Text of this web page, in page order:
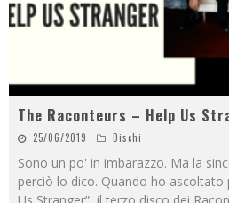
The Raconteurs – Help Us
25/06/2019 Dischi
Sono un po' in imbarazzo. Ma la
perciò lo dico. Quando ho ascoltato